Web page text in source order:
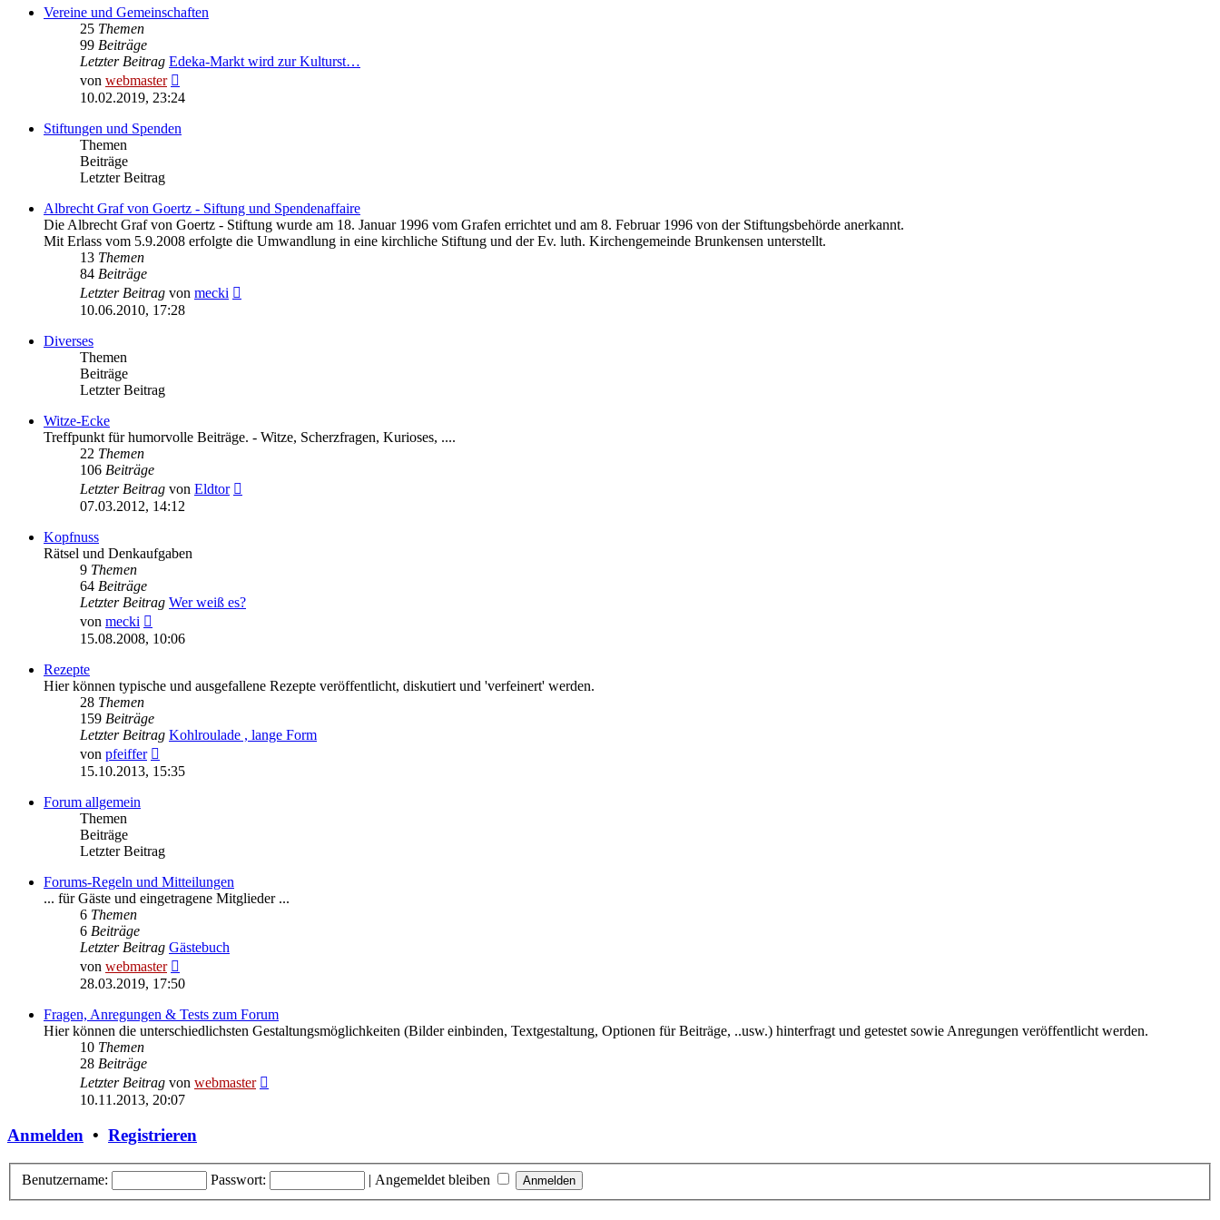
Vereine und Gemeinschaften
25 Themen
99 Beiträge
Letzter Beitrag Edeka-Markt wird zur Kulturst…
von webmaster
Beitrag
10.02.2019, 23:24
Stiftungen und Spenden
Themen
Beiträge
Letzter Beitrag
Albrecht Graf von Goertz - Siftung und Spendenaffaire
Die Albrecht Graf von Goertz - Stiftung wurde am 18. Januar 1996 vom Grafen errichtet und am 8. Februar 1996 von der Stiftungsbehörde anerkannt.
Mit Erlass vom 5.9.2008 erfolgte die Umwandlung in eine kirchliche Stiftung und der Ev. luth. Kirchengemeinde Brunkensen unterstellt.
13 Themen
84 Beiträge
Letzter Beitrag von mecki
10.06.2010, 17:28
Diverses
Themen
Beiträge
Letzter Beitrag
Witze-Ecke
Treffpunkt für humorvolle Beiträge. - Witze, Scherzfragen, Kurioses, ....
22 Themen
106 Beiträge
Letzter Beitrag von Eldtor
07.03.2012, 14:12
Kopfnuss
Rätsel und Denkaufgaben
9 Themen
64 Beiträge
Letzter Beitrag Wer weiß es?
von mecki
Beitrag
15.08.2008, 10:06
Rezepte
Hier können typische und ausgefallene Rezepte veröffentlicht, diskutiert und 'verfeinert' werden.
28 Themen
159 Beiträge
Letzter Beitrag Kohlroulade , lange Form
von pfeiffer
Beitrag
15.10.2013, 15:35
Forum allgemein
Themen
Beiträge
Letzter Beitrag
Forums-Regeln und Mitteilungen
... für Gäste und eingetragene Mitglieder ...
6 Themen
6 Beiträge
Letzter Beitrag Gästebuch
von webmaster
Beitrag
28.03.2019, 17:50
Fragen, Anregungen & Tests zum Forum
Hier können die unterschiedlichsten Gestaltungsmöglichkeiten (Bilder einbinden, Textgestaltung, Optionen für Beiträge, ..usw.) hinterfragt und getestet sowie Anregungen veröffentlicht werden.
10 Themen
28 Beiträge
Letzter Beitrag von webmaster
10.11.2013, 20:07
Anmelden • Registrieren
Benutzername: Passwort: | Angemeldet bleiben